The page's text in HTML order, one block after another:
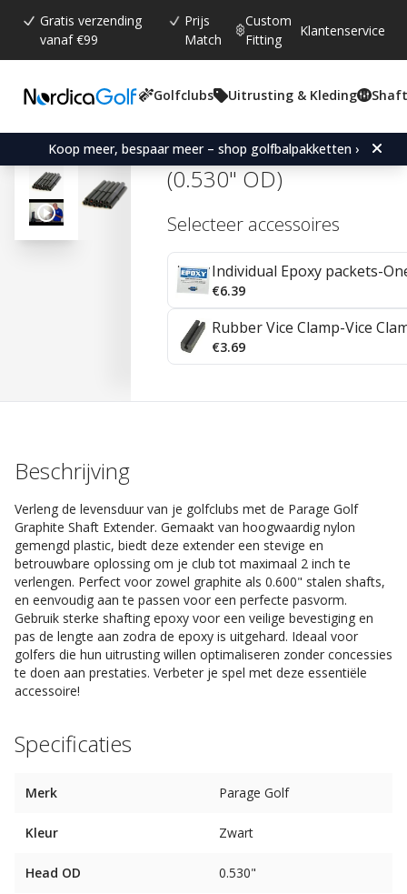
Gratis verzending
vanaf €99
Prijs
Match
Custom
Fitting
Klantenservice
Golfclubs Uitrusting & Kleding
Koop meer, bespaar meer – shop golfbalpakketten ›
Gemiddelde beoordeling:
4.7 (aantal stemmen:
182)
Parage Golf Graphite
(0.530" OD)
Selecteer accessoires
Individual Epoxy packets-
€6.39
Rubber Vice Clamp-Vice
€3.69
Beschrijving
Verleng de levensduur van je golfclubs met de Parage Golf
Graphite Shaft Extender. Gemaakt van hoogwaardig nylon
gemengd plastic, biedt deze extender een stevige en
betrouwbare oplossing om je club tot maximaal 2 inch te
verlengen. Perfect voor zowel graphite als 0.600" stalen shafts,
en eenvoudig aan te passen voor een perfecte pasvorm.
Gebruik sterke shafting epoxy voor een veilige bevestiging en
pas de lengte aan zodra de epoxy is uitgehard. Ideaal voor
golfers die hun uitrusting willen optimaliseren zonder concessies
te doen aan prestaties. Verbeter je spel met deze essentiële
accessoire!
Specificaties
Merk Parage Golf
Kleur Zwart
Head OD 0.530"